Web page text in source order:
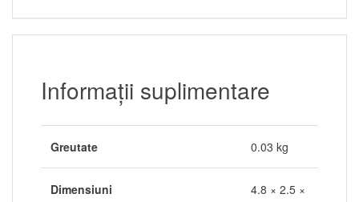
Informații suplimentare
Greutate 0.03 kg
Dimensiuni
4.8 × 2.5 ×